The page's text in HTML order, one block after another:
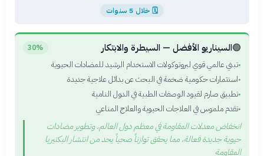
🗓 خلال 5 سنوات
🟢السيناريو الأفضل — السيطرة والابتكار 30%
•تبني عالمي قوي لبروتوكولات الاستخدام الرشيد للمضادات الحيوية
•استثمارات حكومية ضخمة في البحث عن بدائل علاجية جديدة
•تطبيق صارم لقيود الوصفات الطبية في الدول النامية
•تقدم ملموس في العلاجات الحيوية والعلاج المناعي
انخفاض معدلات المقاومة في معظم دول العالم، وتطوير مضادات
حيوية جديدة فعالة، مما يحقق توازناً صحياً يحد من انتشار البكتيريا
المقاومة